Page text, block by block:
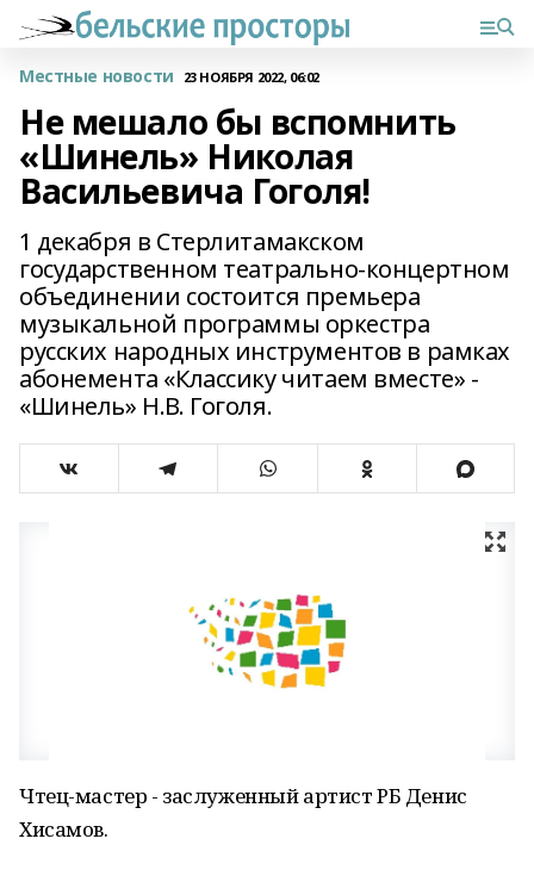
Местные новости 23 НОЯБРЯ 2022, 06:02
Не мешало бы вспомнить
«Шинель» Николая
Васильевича Гоголя!
1 декабря в Стерлитамакском
государственном театрально-концертном
объединении состоится премьера
музыкальной программы оркестра
русских народных инструментов в рамках
абонемента «Классику читаем вместе» -
«Шинель» Н.В. Гоголя.
Чтец-мастер - заслуженный артист РБ Денис
Хисамов.